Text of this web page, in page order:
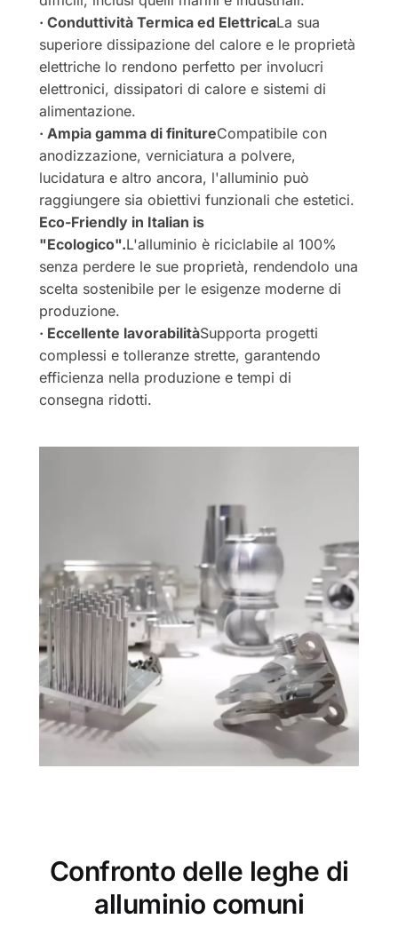
· Conduttività Termica ed ElettricaLa sua
superiore dissipazione del calore e le proprietà
elettriche lo rendono perfetto per involucri
elettronici, dissipatori di calore e sistemi di
alimentazione.
· Ampia gamma di finitureCompatibile con
anodizzazione, verniciatura a polvere,
lucidatura e altro ancora, l'alluminio può
raggiungere sia obiettivi funzionali che estetici.
Eco-Friendly in Italian is
"Ecologico".L'alluminio è riciclabile al 100%
senza perdere le sue proprietà, rendendolo una
scelta sostenibile per le esigenze moderne di
produzione.
· Eccellente lavorabilitàSupporta progetti
complessi e tolleranze strette, garantendo
efficienza nella produzione e tempi di
consegna ridotti.
Confronto delle leghe di
alluminio comuni